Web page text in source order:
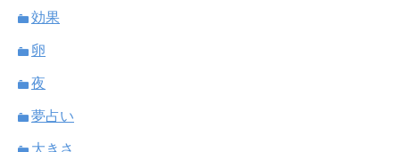
効果
卵
夜
夢占い
大きさ